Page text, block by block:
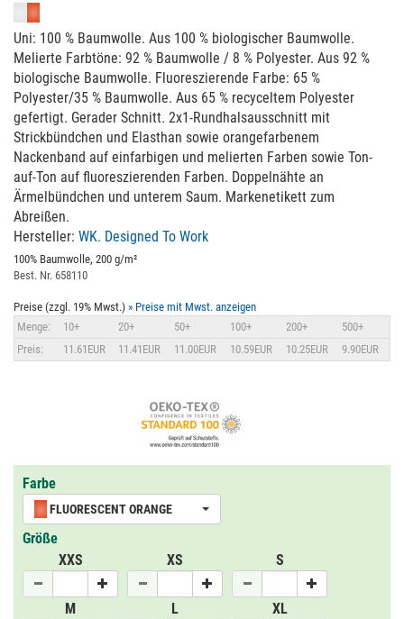
Uni: 100 % Baumwolle. Aus 100 % biologischer Baumwolle.
Melierte Farbtöne: 92 % Baumwolle / 8 % Polyester. Aus 92 %
biologische Baumwolle. Fluoreszierende Farbe: 65 %
Polyester/35 % Baumwolle. Aus 65 % recyceltem Polyester
gefertigt. Gerader Schnitt. 2x1-Rundhalsausschnitt mit
Strickbündchen und Elasthan sowie orangefarbenem
Nackenband auf einfarbigen und melierten Farben sowie Ton-
auf-Ton auf fluoreszierenden Farben. Doppelnähte an
Ärmelbündchen und unterem Saum. Markenetikett zum
Abreißen.
Hersteller: WK. Designed To Work
100% Baumwolle, 200 g/m²
Best. Nr. 658110
Preise (zzgl. 19% Mwst.) » Preise mit Mwst. anzeigen
Menge:
10+ 20+ 50+ 100+ 200+
500+
Preis:
11.61EUR 11.41EUR 11.00EUR 10.59EUR 10.25EUR 9.90EUR
Farbe
FLUORESCENT ORANGE
Größe
XXS
XS S
M L XL